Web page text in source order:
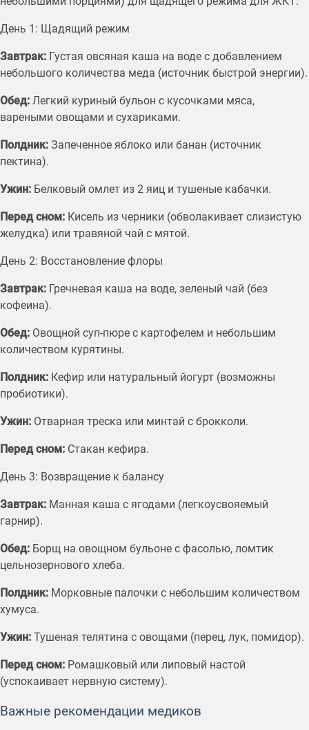
День 1: Щадящий режим
Завтрак: Густая овсяная каша на воде с добавлением
небольшого количества меда (источник быстрой энергии).
Обед: Легкий куриный бульон с кусочками мяса,
вареными овощами и сухариками.
Полдник: Запеченное яблоко или банан (источник
пектина).
Ужин: Белковый омлет из 2 яиц и тушеные кабачки.
Перед сном: Кисель из черники (обволакивает слизистую
желудка) или травяной чай с мятой.
День 2: Восстановление флоры
Завтрак: Гречневая каша на воде, зеленый чай (без
кофеина).
Обед: Овощной суп-пюре с картофелем и небольшим
количеством курятины.
Полдник: Кефир или натуральный йогурт (возможны
пробиотики).
Ужин: Отварная треска или минтай с брокколи.
Перед сном: Стакан кефира.
День 3: Возвращение к балансу
Завтрак: Манная каша с ягодами (легкоусвояемый
гарнир).
Обед: Борщ на овощном бульоне с фасолью, ломтик
цельнозернового хлеба.
Полдник: Морковные палочки с небольшим количеством
хумуса.
Ужин: Тушеная телятина с овощами (перец, лук, помидор).
Перед сном: Ромашковый или липовый настой
(успокаивает нервную систему).
Важные рекомендации медиков